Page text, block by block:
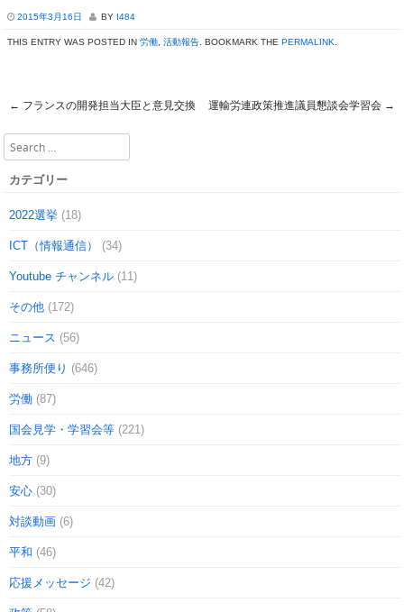
2015年3月16日 BY I484
THIS ENTRY WAS POSTED IN 労働 活動報告 . BOOKMARK THE PERMALINK
Post navigation
← フランスの開発担当大臣と意見交換 運輸労連政策推進議員懇談会学習会 →
Search
カテゴリー
2022選挙 (18)
ICT（情報通信） (34)
Youtube チャンネル (11)
その他 (172)
ニュース (56)
事務所便り (646)
労働 (87)
国会見学・学習会等 (221)
地方 (9)
安心 (30)
対談動画 (6)
平和 (46)
応援メッセージ (42)